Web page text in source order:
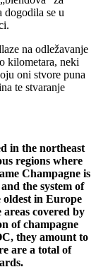
dogodila se u
na odležavanje
kilometara, neki
oni stvore puna
te stvaranje
in the northeast
regions where
Champagne is
the system of
oldest in Europe
covered by
of champagne
they amount to
are a total of